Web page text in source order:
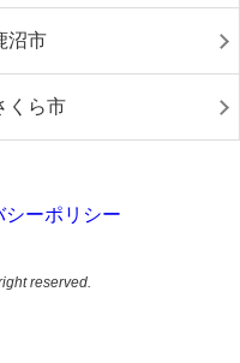
沼市
くら市
シーポリシー
reserved.